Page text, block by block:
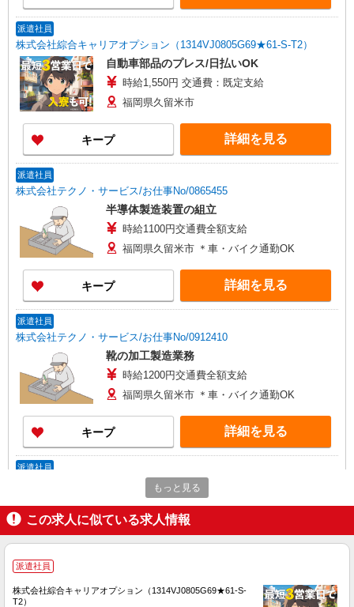
派遣社員
株式会社綜合キャリアオプション（1314VJ0805G69★61-S-T2）
自動車部品のプレス/日払いOK
時給1,550円 交通費：既定支給
福岡県久留米市
キープ 詳細を見る
派遣社員
株式会社テクノ・サービス/お仕事No/0865455
半導体製造装置の組立
時給1100円交通費全額支給
福岡県久留米市 ＊車・バイク通勤OK
キープ 詳細を見る
派遣社員
株式会社テクノ・サービス/お仕事No/0912410
靴の加工製造業務
時給1200円交通費全額支給
福岡県久留米市 ＊車・バイク通勤OK
キープ 詳細を見る
派遣社員
株式会社テクノ・サービス/お仕事No/0916586
機械オペレーター
時給1350円交通費全額支給
福岡県久留米市 ＊車・バイク通勤OK
もっと見る
この求人に似ている求人情報
派遣社員
株式会社綜合キャリアオプション（1314VJ0805G69★61-S-
T2）